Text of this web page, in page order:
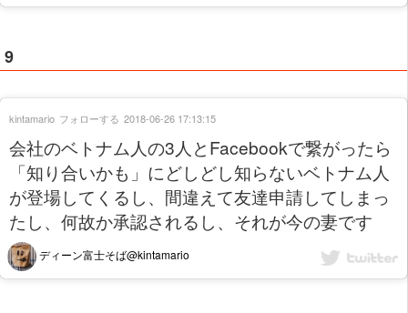
9
会社のベトナム人の3人とFacebookで繋がったら
「知り合いかも」にどしどし知らないベトナム人
が登場してくるし、間違えて友達申請してしまっ
たし、何故か承認されるし、それが今の妻です
ディーン富士そば@kintamario
kintamario フォローする 2018-06-26 17:13:15